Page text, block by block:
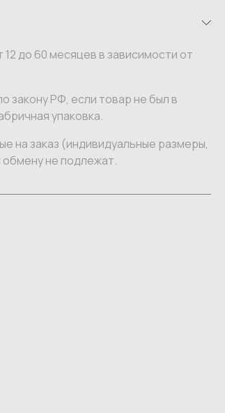
12 до 60 месяцев в зависимости от
закону РФ, если товар не был в
упаковка.
на заказ (индивидуальные размеры,
не подлежат.